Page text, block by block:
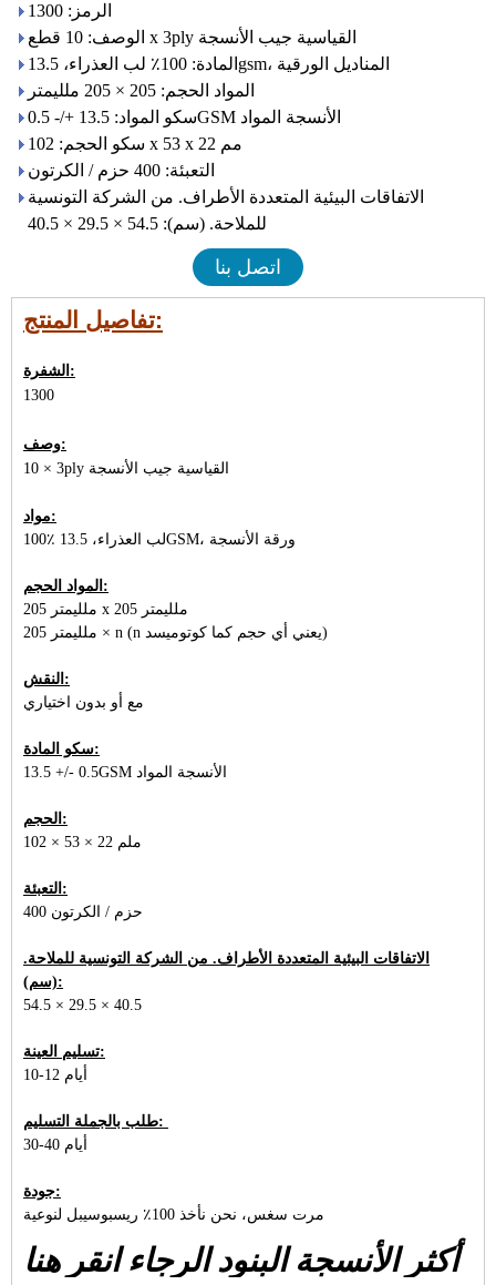
الرمز: 1300
الوصف: 10 قطع x 3ply القياسية جيب الأنسجة
المادة: 100٪ لب العذراء، 13.5gsm، المناديل الورقية
المواد الحجم: 205 × 205 ملليمتر
سكو المواد: 13.5 +/- 0.5GSM الأنسجة المواد
سكو الحجم: 102 x 53 x 22 مم
التعبئة: 400 حزم / الكرتون
الاتفاقات البيئية المتعددة الأطراف. من الشركة التونسية
للملاحة. (سم): 54.5 × 29.5 × 40.5
اتصل بنا
تفاصيل المنتج:
الشفرة:
1300
وصف:
10 × 3ply القياسية جيب الأنسجة
مواد:
100٪ لب العذراء، 13.5GSM، ورقة الأنسجة
المواد الحجم:
205 ملليمتر x 205 ملليمتر
205 ملليمتر × n (n يعني أي حجم كما كوتوميسد)
النقش:
سكو المادة:
13.5 +/- 0.5GSM الأنسجة المواد
الحجم:
102 × 53 × 22 ملم
التعبئة:
400 حزم / الكرتون
الاتفاقات البيئية المتعددة الأطراف. من الشركة التونسية للملاحة.
(سم):
54.5 × 29.5 × 40.5
تسليم العينة:
طلب بالجملة التسليم:
30-40 أيام
جودة:
مرت سغس، نحن نأخذ 100٪ ريسبوسيبل لنوعية
أكثر الأنسجة البنود الرجاء انقر هنا